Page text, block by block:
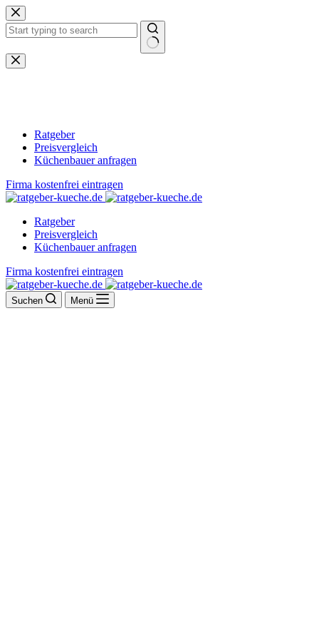
Zum
Inhalt
springen
Keine
Ergebnisse
Ratgeber
Preisvergleich
Küchenbauer anfragen
Firma kostenfrei eintragen
Ratgeber
Preisvergleich
Küchenbauer anfragen
Firma kostenfrei eintragen
Suchen Menü